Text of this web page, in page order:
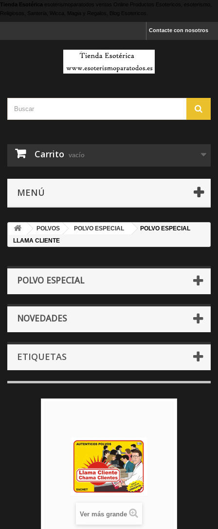
Tienda Esotérica esoterismoparatodos ventas Online Productos Esotericos, esoterismo,
Religiosos, Santeria, Wicca, Magia y Regalos, Blog Esotericos.
Contacte con nosotros
Carrito vacío
MENÚ
POLVOS POLVO ESPECIAL
POLVO ESPECIAL
LLAMA CLIENTE
POLVO ESPECIAL
NOVEDADES
ETIQUETAS
Ver más grande